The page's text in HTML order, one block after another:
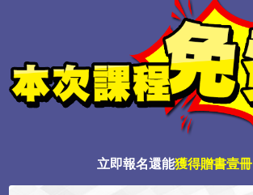
立即報名還能獲得贈書壹冊